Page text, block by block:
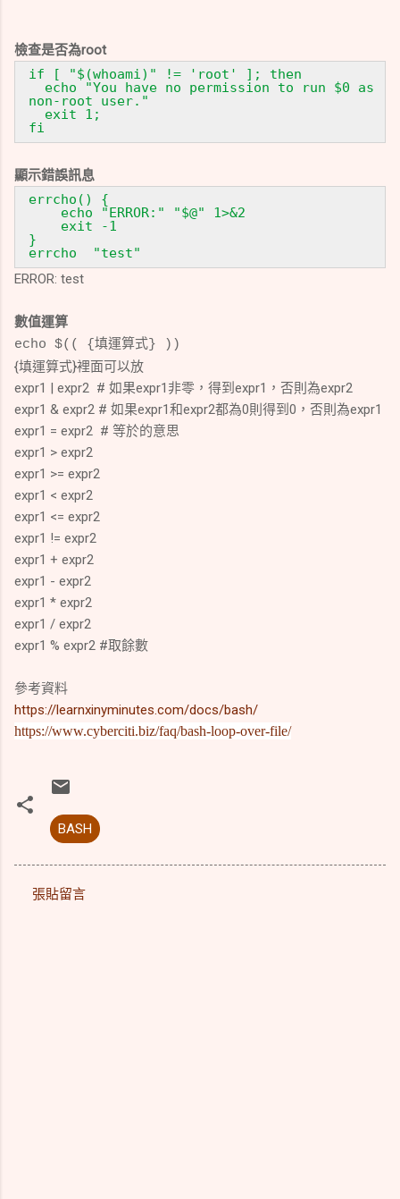
檢查是否為root
if [ "$(whoami)" != 'root' ]; then
echo "You have no permission to run $0 as
non-root user."
exit 1;
fi
顯示錯誤訊息
errcho() {
echo "ERROR:" "$@" 1>&2
exit -1
}
errcho "test"
ERROR: test
數值運算
echo $(( {填運算式} ))
{填運算式}裡面可以放
expr1 | expr2 # 如果expr1非零，得到expr1，否則為expr2
expr1 & expr2 # 如果expr1和expr2都為0則得到0，否則為expr1
expr1 = expr2 # 等於的意思
expr1 > expr2
expr1 >= expr2
expr1 < expr2
expr1 <= expr2
expr1 != expr2
expr1 + expr2
expr1 - expr2
expr1 * expr2
expr1 / expr2
expr1 % expr2 #取餘數
參考資料
https://learnxinyminutes.com/docs/bash/
https://www.cyberciti.biz/faq/bash-loop-over-file/
BASH
張貼留言